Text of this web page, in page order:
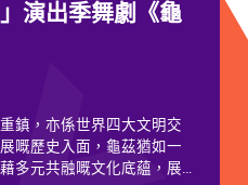
演出季舞劇《龜
鎮，亦係世界四大文明交
嘅歷史入面，龜茲猶如一
多元共融嘅文化底蘊，展